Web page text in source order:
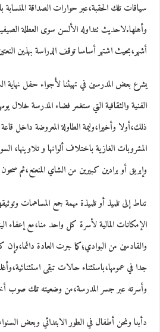
سياقات تلك الحقبة،عبر حوارات الصداقة المنسابة
وأهلها.لاحديث تتداوله الألسن سوى العطلة
أشهر،بحيث اشتهر أساسا توقف الدراسة بهذين
يشرع بعض المدرسين في تهيئنا لأجواء حفل نهاية
الفنية والثقافية التي ستغمر فضاء المدرسة خلال
ذلك،أولا وأخيرا،وليمة الطاولة المعروضة داخل
المشروبات الغازية باختلاف ألوانها و تلاوينها،
وإبريق أو برادين كبيرين من الشاي المنعنع،ثم
تناط إلى تلميذ أو تلميذة مهمة جمع المساهمات
الإمكانات المالية لأسرة كل واحد منا،مع إعفاء
والقادمين من البوادي؛كما جرت العادة دائما،وإن
جدا في عمومها،باستثناء حالات تبقى
وأسرته عبر جسر المدرسة،من وضعيته تلك صوب
دأبنا ونحن أطفال في الطور الابتدائي وبعض